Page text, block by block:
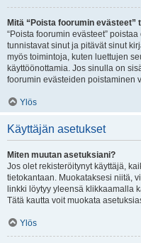
Mitä “Poista foorumin evästeet”
“Poista foorumin evästeet”
tunnistavat sinut ja pitävät sinut
myös toimintoja, kuten luettujen
käyttöönottamia. Jos sinulla on
foorumin evästeiden poistaminen
Ylös
Käyttäjän asetukset
Miten muutan asetuksiani?
Jos olet rekisteröitynyt käyttäjä,
tietokantaan. Muokataksesi niitä,
linkki löytyy yleensä klikkaamalla
Tätä kautta voit muokata
Ylös